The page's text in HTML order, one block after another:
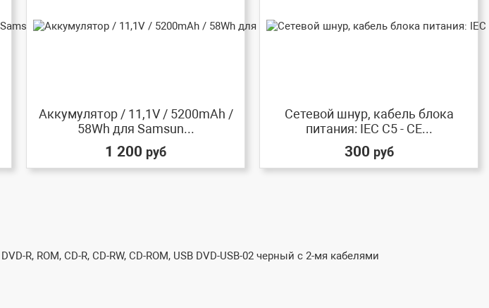
Аккумулятор / 11,1V / 5200mAh /
58Wh для Samsun...
1 200 руб
Сетевой шнур, кабель блока
питания: IEC C5 - CE...
300 руб